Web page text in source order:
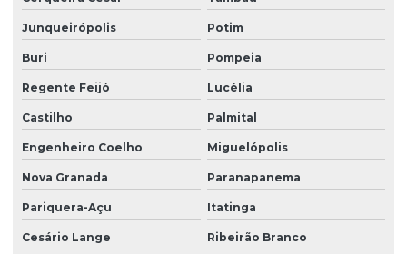
Serviço terceirizado de limpeza
Serviço de zelador condomínio
Serviços de portaria e limpeza
Serviços de portaria e recepção
Serviços de recepção e portaria
Serviços de terceirização de recepção
Junqueirópolis Potim
Buri Pompeia
Regente Feijó Lucélia
Castilho Palmital
Engenheiro Coelho Miguelópolis
Nova Granada Paranapanema
Pariquera-Açu Itatinga
Cesário Lange Ribeirão Branco